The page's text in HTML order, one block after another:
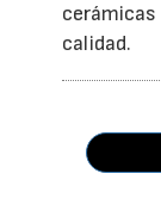
cerámicas
calidad.